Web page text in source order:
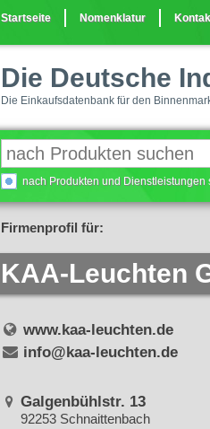
Startseite Nomenklatur
Die Deutsche
Die Einkaufsdatenbank für den
nach Produkten und Dienstleistungen
Firmenprofil für:
KAA-Leuchten
www.kaa-leuchten.de
info@kaa-leuchten.de
Galgenbühlstr. 13
92253 Schnaittenbach